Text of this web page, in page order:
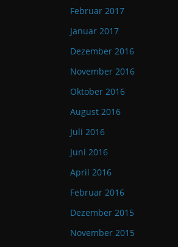
Februar 2017
Januar 2017
Dezember 2016
November 2016
Oktober 2016
August 2016
Juli 2016
Juni 2016
April 2016
Februar 2016
Dezember 2015
November 2015